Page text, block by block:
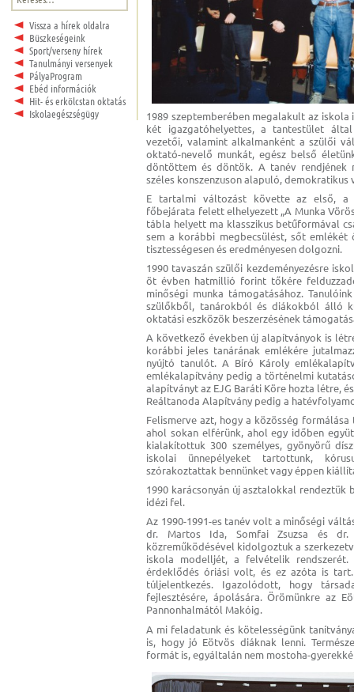
Vissza a hírek oldalra
Büszkeségeink
Sport/verseny hírek
Tanulmányi versenyek
PályaProgram
Ebéd információk
Hit- és erkölcstan oktatás
Iskolaegészségügy
1989 szeptemberében megalakult az
két igazgatóhelyettes, a tantestület
vezetői, valamint alkalmanként a szülői
oktató-nevelő munkát, egész belső
döntöttem és döntök. A tanév rendjének
széles konszenzuson alapuló,
E tartalmi változást követte az első, a
főbejárata felett elhelyezett „A Munka
tábla helyett ma klasszikus betűformával
sem a korábbi megbecsülést, sőt
tisztességesen és eredményesen dolgozni.
1990 tavaszán szülői kezdeményezésre
öt évben hatmillió forint tőkére
minőségi munka támogatásához.
szülőkből, tanárokból és diákokból álló
oktatási eszközök beszerzésének
A következő években új alapítványok is
korábbi jeles tanárának emlékére
nyújtó tanulót. A Bíró Károly
emlékalapítvány pedig a történelmi
alapítványt az EJG Baráti Köre hozta létre,
Reáltanoda Alapítvány pedig a
Felismerve azt, hogy a közösség
ahol sokan elférünk, ahol egy időben
kialakítottuk 300 személyes, gyönyörű
iskolai ünnepélyeket tartottunk,
szórakoztattak bennünket vagy éppen
1990 karácsonyán új asztalokkal
idézi fel.
Az 1990-1991-es tanév volt a minőségi
dr. Martos Ida, Somfai Zsuzsa és dr.
közreműködésével kidolgoztuk a
iskola modelljét, a felvételik
érdeklődés óriási volt, és ez azóta is
túljelentkezés. Igazolódott, hogy
fejlesztésére, ápolására. Örömünkre az
Pannonhalmától Makóig.
A mi feladatunk és kötelességünk
is, hogy jó Eötvös diáknak lenni.
formát is, egyáltalán nem mostoha-